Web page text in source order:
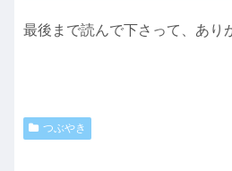
最後まで読んで下さって、あり
つぶやき